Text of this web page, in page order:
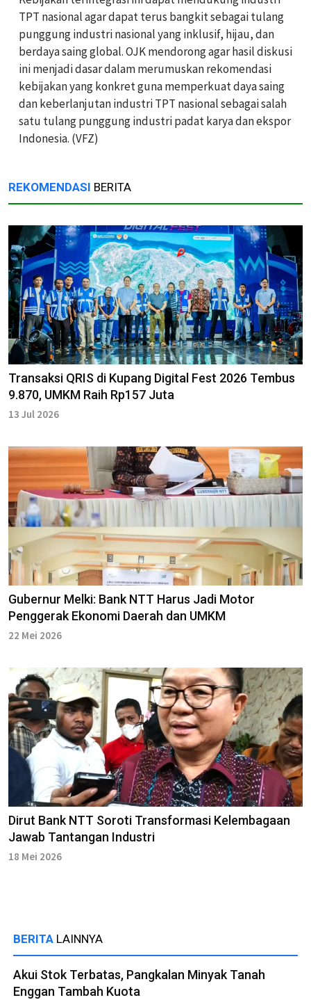
TPT nasional agar dapat terus bangkit sebagai tulang
punggung industri nasional yang inklusif, hijau, dan
berdaya saing global. OJK mendorong agar hasil diskusi
ini menjadi dasar dalam merumuskan rekomendasi
kebijakan yang konkret guna memperkuat daya saing
dan keberlanjutan industri TPT nasional sebagai salah
satu tulang punggung industri padat karya dan ekspor
Indonesia. (VFZ)
REKOMENDASI BERITA
Transaksi QRIS di Kupang Digital Fest 2026 Tembus
9.870, UMKM Raih Rp157 Juta
13 Jul 2026
Gubernur Melki: Bank NTT Harus Jadi Motor
Penggerak Ekonomi Daerah dan UMKM
22 Mei 2026
Dirut Bank NTT Soroti Transformasi Kelembagaan
Jawab Tantangan Industri
18 Mei 2026
BERITA LAINNYA
Akui Stok Terbatas, Pangkalan Minyak Tanah
Enggan Tambah Kuota